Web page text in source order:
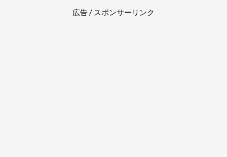
広告 / スポンサーリンク